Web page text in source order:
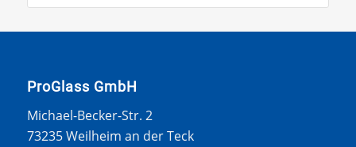
ProGlass GmbH
Michael-Becker-Str. 2
73235 Weilheim an der Teck